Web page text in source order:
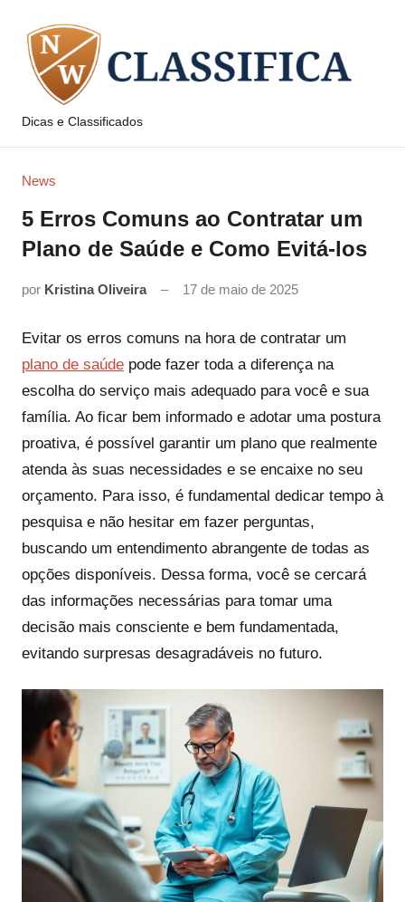
para
conteúdo
Dicas e Classificados
News
5 Erros Comuns ao Contratar um
Plano de Saúde e Como Evitá-los
por Kristina Oliveira 17 de maio de 2025
Evitar os erros comuns na hora de contratar um
plano de saúde pode fazer toda a diferença na
escolha do serviço mais adequado para você e sua
família. Ao ficar bem informado e adotar uma postura
proativa, é possível garantir um plano que realmente
atenda às suas necessidades e se encaixe no seu
orçamento. Para isso, é fundamental dedicar tempo à
pesquisa e não hesitar em fazer perguntas,
buscando um entendimento abrangente de todas as
opções disponíveis. Dessa forma, você se cercará
das informações necessárias para tomar uma
decisão mais consciente e bem fundamentada,
evitando surpresas desagradáveis no futuro.